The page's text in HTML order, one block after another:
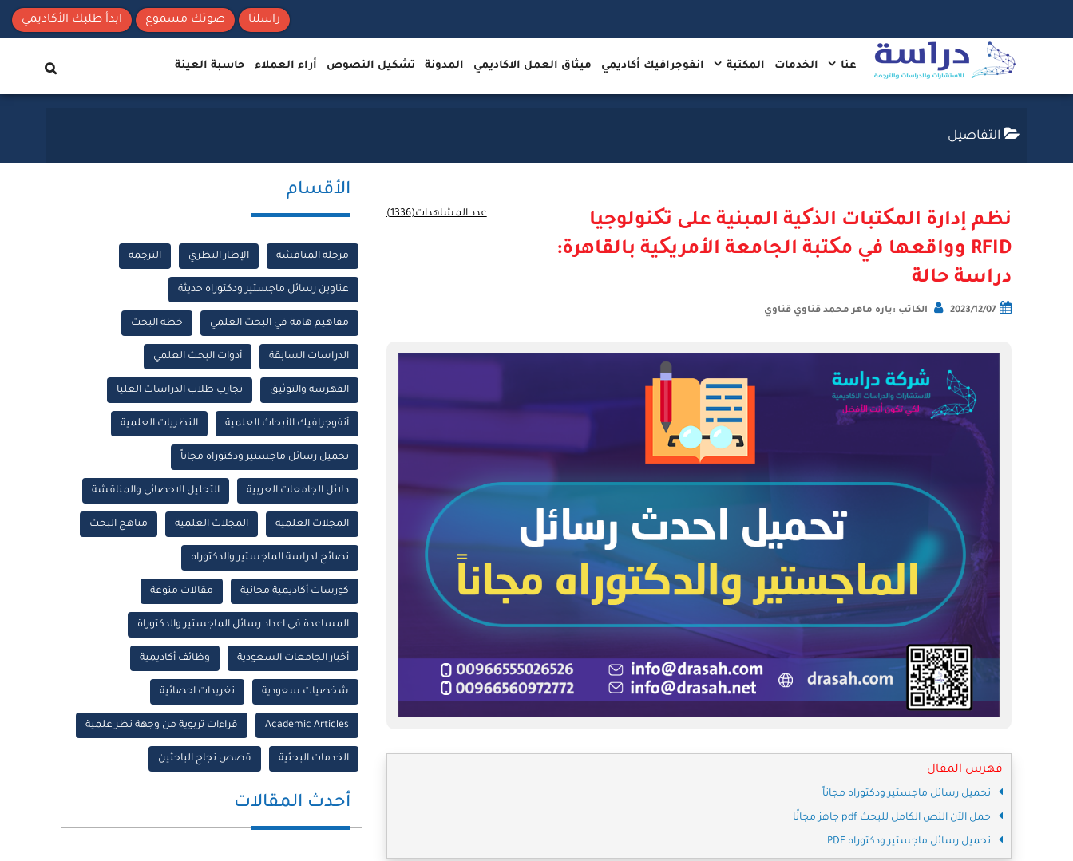
ابدأ طلبك الأكاديمي صوتك مسموع راسلنا
عنا الخدمات المكتبة انفوجرافيك أكاديمي ميثاق العمل الاكاديمي المدونة تشكيل النصوص أراء العملاء حاسبة العينة
التفاصيل
نظم إدارة المکتبات الذکية المبنية على تکنولوجيا
RFID وواقعها في مکتبة الجامعة الأمريکية بالقاهرة:
دراسة حالة
2023/12/07 الكاتب :ياره ماهر محمد قناوي قناوي
عدد المشاهدات(1336)
فهرس المقال
تحميل رسائل ماجستير ودكتوراه مجاناً
حمل الآن النص الكامل للبحث pdf جاهز مجانًا
تحميل رسائل ماجستير ودكتوراه PDF
الأقسام
مرحلة المناقشة الإطار النظري الترجمة
عناوين رسائل ماجستير ودكتوراه حديثة
مفاهيم هامة في البحث العلمي خطة البحث
الدراسات السابقة أدوات البحث العلمي
الفهرسة والتوثيق تجارب طلاب الدراسات العليا
أنفوجرافيك الأبحاث العلمية النظريات العلمية
تحميل رسائل ماجستير ودكتوراه مجاناً
دلائل الجامعات العربية التحليل الاحصائي والمناقشة
المجلات العلمية المجلات العلمية مناهج البحث
نصائح لدراسة الماجستير والدكتوراه
كورسات أكاديمية مجانية مقالات منوعة
المساعدة في اعداد رسائل الماجستير والدكتوراة
أخبار الجامعات السعودية وظائف أكاديمية
شخصيات سعودية تغريدات احصائية
Academic Articles قراءات تربوية من وجهة نظر علمية
الخدمات البحثية قصص نجاح الباحثين
أحدث المقالات